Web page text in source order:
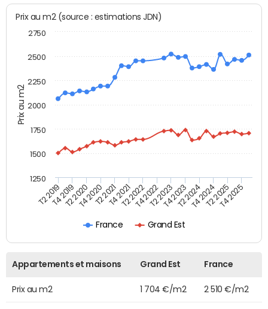
Prix au m2
Prix au m2 (source : estimations JDN)
France Grand Est
T2 2019T4 2019T2 2020T4 2020T2 2021T4 2021T2 2022T4 2022T2 2023T4 2023T2 2024T4 2024T2 2025T4 2025
1250
1500
1750
2000
2250
2500
2750
Appartements et maisons Grand Est France
Prix au m2 1 704 €/m2 2 510 €/m2